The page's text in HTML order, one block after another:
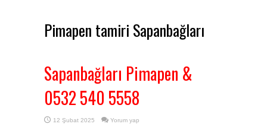
Pimapen tamiri Sapanbağları
Sapanbağları Pimapen &
0532 540 5558
12 Şubat 2025 Yorum yap